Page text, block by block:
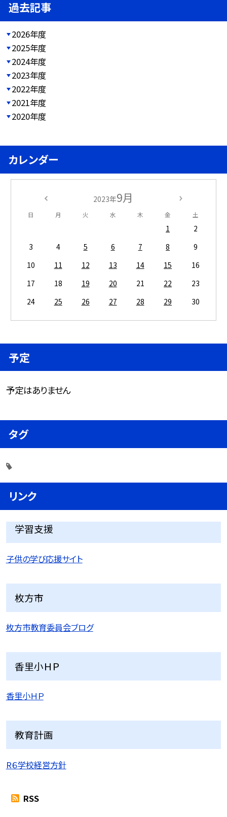
過去記事
2026年度
2025年度
2024年度
2023年度
2022年度
2021年度
2020年度
カレンダー
2023年9月
日 月 火 水 木 金 土
1
2
3
4 5 6 7 8
9
10
11 12 13 14 15
16
17
18 19 20 21 22
23
24
25 26 27 28 29 30
予定
予定はありません
タグ
リンク
学習支援
子供の学び応援サイト
枚方市
枚方市教育委員会ブログ
香里小ＨＰ
香里小ＨＰ
教育計画
R６学校経営方針
RSS